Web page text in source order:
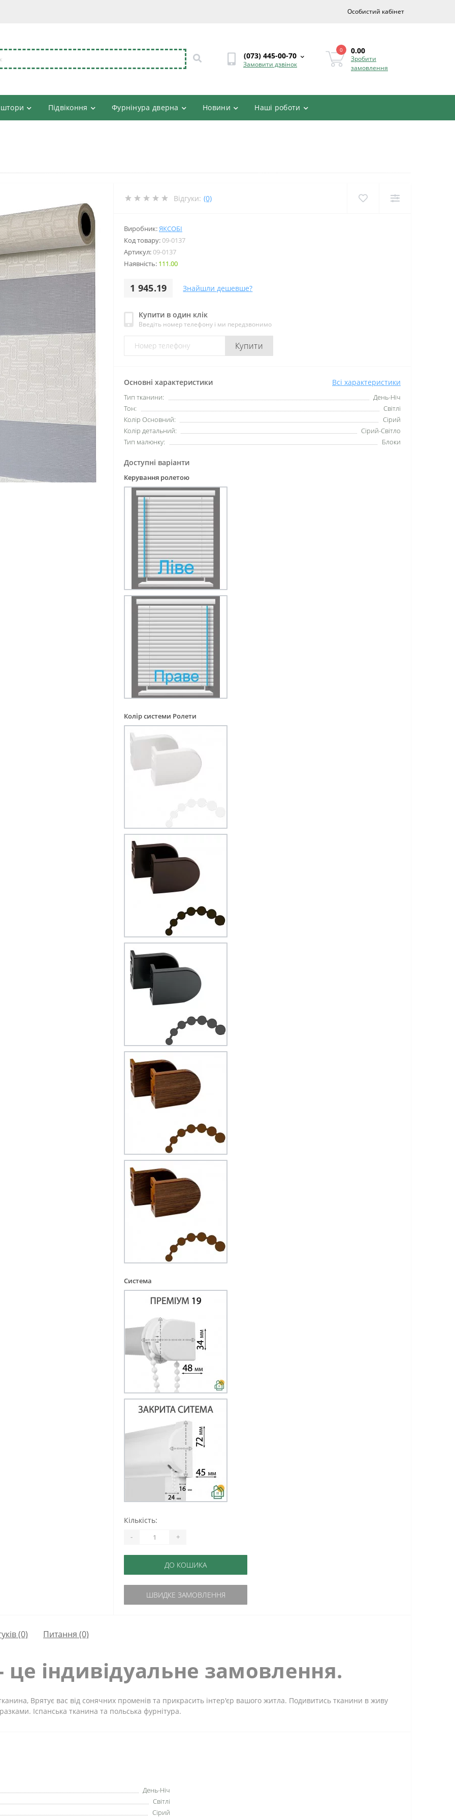
Особистий кабінет
(073) 445-00-70
Замовити дзвінок
0 0.00
Зробити
замовлення
штори Підвіконня Фурнінура дверна Новини Наші роботи
Відгуки: (0)
Виробник:ЯКСОБІ
Код товару:09-0137
Артикул:09-0137
Наявність: 111.00
1 945.19 Знайшли дешевше?
Купити в один клік
Введіть номер телефону і ми передзвонимо
Купити
Основні характеристики Всі характеристики
Тип тканини:
День-Ніч
Тон:
Світлі
Колір Основний:
Сірий
Колір детальний:
Сірий-Світло
Тип малюнку:
Блоки
Доступні варіанти
Керування ролетою
Колір системи Ролети
Система
Кількість:
- +
ДО КОШИКА
ШВИДКЕ ЗАМОВЛЕННЯ
(0) Питання (0)
це індивідуальне замовлення.
Врятує вас від сонячних променів та прикрасить інтер'єр вашого житла. Подивитись тканини в живу
Іспанська тканина та польська фурнітура.
День-Ніч
Світлі
Сірий